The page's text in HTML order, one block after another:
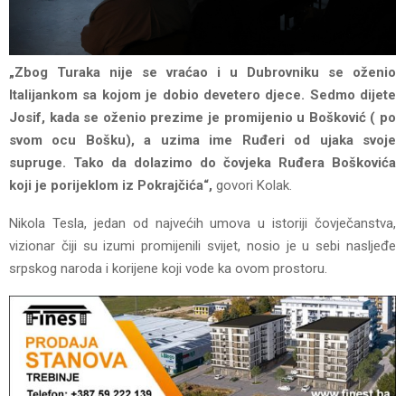
„Zbog Turaka nije se vraćao i u Dubrovniku se oženio
Italijankom sa kojom je dobio devetero djece. Sedmo dijete
Josif, kada se oženio prezime je promijenio u Bošković ( po
svom ocu Bošku), a uzima ime Ruđeri od ujaka svoje
supruge. Tako da dolazimo do čovjeka Ruđera Boškovića
koji je porijeklom iz Pokrajčića“, govori Kolak.
Nikola Tesla, jedan od najvećih umova u istoriji čovječanstva,
vizionar čiji su izumi promijenili svijet, nosio je u sebi nasljeđe
srpskog naroda i korijene koji vode ka ovom prostoru.